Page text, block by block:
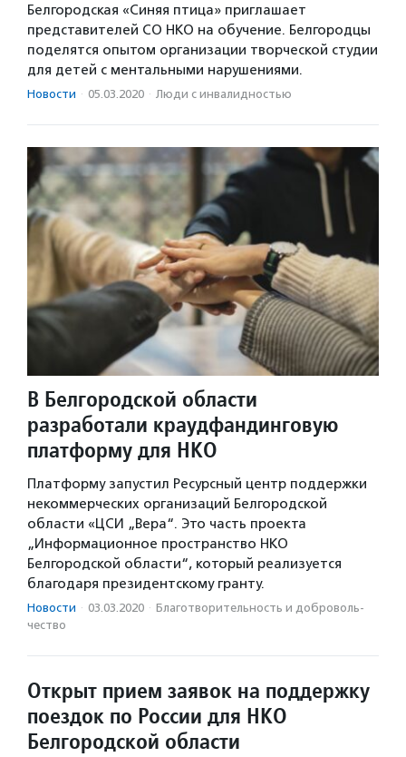
Белгородская «Синяя птица» приглашает
представителей СО НКО на обучение. Белгородцы
поделятся опытом организации творческой студии
для детей с ментальными нарушениями.
Новости · 05.03.2020 · Люди с инвалидностью
В Белгородской области
разработали краудфандинговую
платформу для НКО
Платформу запустил Ресурсный центр поддержки
некоммерческих организаций Белгородской
области «ЦСИ „Вера“. Это часть проекта
„Информационное пространство НКО
Белгородской области“, который реализуется
благодаря президентскому гранту.
Новости · 03.03.2020 · Благотвори­тель­ность и доброволь­
чест­во
Открыт прием заявок на поддержку
поездок по России для НКО
Белгородской области